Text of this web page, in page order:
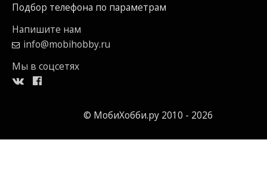
Подбор телефона по параметрам
Напишите нам
info@mobihobby.ru
Мы в соцсетях
© МобиХобби.ру 2010 - 2026